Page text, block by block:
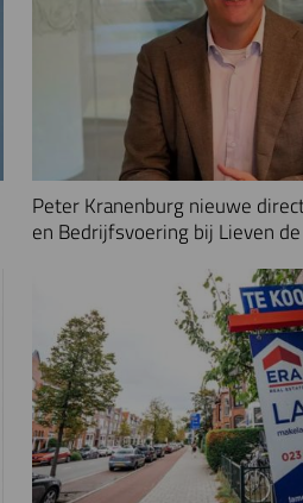
Peter Kranenburg nieuwe
en Bedrijfsvoering bij Lieven